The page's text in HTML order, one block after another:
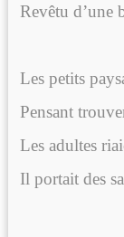
Revêtu d’une
Les petits
Pensant
Les adultes
Il portait des